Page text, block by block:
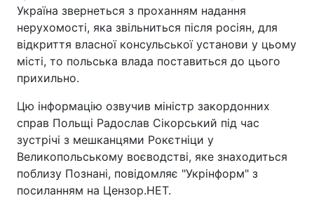
Україна звернеться з проханням надання
нерухомості, яка звільниться після росіян, для
відкриття власної консульської установи у цьому
місті, то польська влада поставиться до цього
прихильно.
Цю інформацію озвучив міністр закордонних
справ Польщі Радослав Сікорський під час
зустрічі з мешканцями Рокєтніци у
Великопольському воєводстві, яке знаходиться
поблизу Познані, повідомляє "Укрінформ" з
посиланням на Цензор.НЕТ.